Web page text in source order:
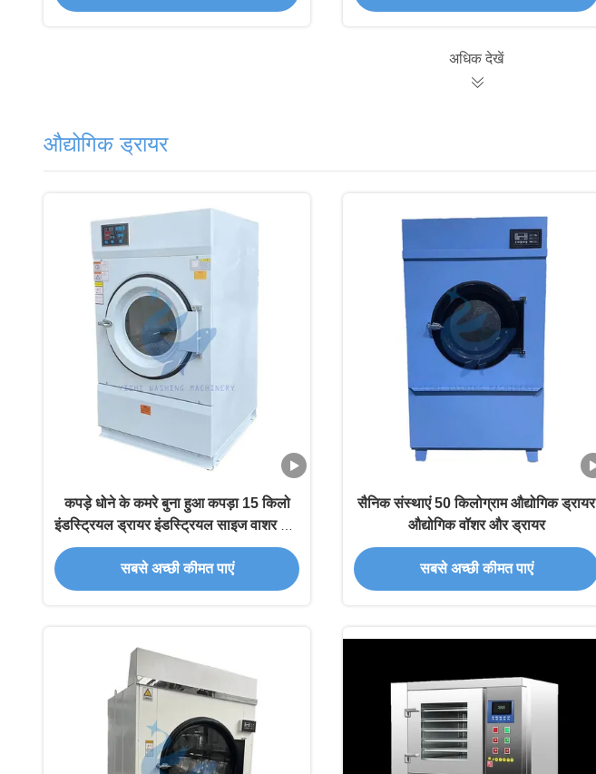
अधिक देखें
औद्योगिक ड्रायर
कपड़े धोने के कमरे बुना हुआ कपड़ा 15 किलो
इंडस्ट्रियल ड्रायर इंडस्ट्रियल साइज वाशर और
ड्रायर
सबसे अच्छी कीमत पाएं
सैनिक संस्थाएं 50 किलोग्राम औद्योगिक ड्रायर
औद्योगिक वॉशर और ड्रायर
सबसे अच्छी कीमत पाएं